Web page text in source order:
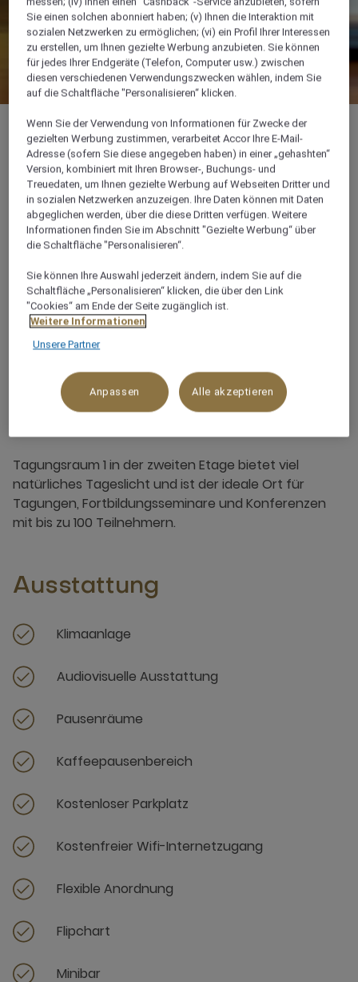
140 m²
Ideal für geschäftliche Tagungen und
flexible Anordnungen
Individuell einstellbare Beleuchtung
Tagungsraum 1 in der zweiten Etage bietet viel
natürliches Tageslicht und ist der ideale Ort für
Tagungen, Fortbildungsseminare und Konferenzen
mit bis zu 100 Teilnehmern.
Ausstattung
Klimaanlage
Audiovisuelle Ausstattung
Pausenräume
Kaffeepausenbereich
Kostenloser Parkplatz
Kostenfreier Wifi-Internetzugang
Flexible Anordnung
Flipchart
Minibar
Sie einen solchen abonniert haben; (v) Ihnen die Interaktion mit
sozialen Netzwerken zu ermöglichen; (vi) ein Profil Ihrer Interessen
zu erstellen, um Ihnen gezielte Werbung anzubieten. Sie können
für jedes Ihrer Endgeräte (Telefon, Computer usw.) zwischen
diesen verschiedenen Verwendungszwecken wählen, indem Sie
auf die Schaltfläche "Personalisieren“ klicken.
Wenn Sie der Verwendung von Informationen für Zwecke der
gezielten Werbung zustimmen, verarbeitet Accor Ihre E-Mail-
Adresse (sofern Sie diese angegeben haben) in einer „gehashten“
Version, kombiniert mit Ihren Browser-, Buchungs- und
Treuedaten, um Ihnen gezielte Werbung auf Webseiten Dritter und
in sozialen Netzwerken anzuzeigen. Ihre Daten können mit Daten
abgeglichen werden, über die diese Dritten verfügen. Weitere
Informationen finden Sie im Abschnitt "Gezielte Werbung“ über
die Schaltfläche "Personalisieren“.
Sie können Ihre Auswahl jederzeit ändern, indem Sie auf die
Schaltfläche „Personalisieren“ klicken, die über den Link
"Cookies“ am Ende der Seite zugänglich ist.
Weitere Informationen
Unsere Partner
Anpassen Alle akzeptieren